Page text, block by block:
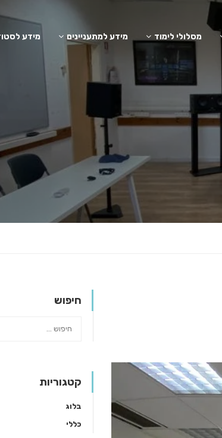
מסלולי לימוד מידע למתעניינים מידע
חיפוש
קטגוריות
בלוג
כללי